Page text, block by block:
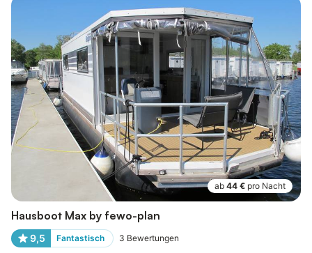
ab 44 € pro Nacht
Hausboot Max by fewo-plan
9,5 Fantastisch 3 Bewertungen